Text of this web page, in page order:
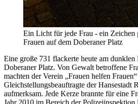
Ein Licht für jede Frau - ein Zeichen
Frauen auf dem Doberaner Platz
Eine große 731 flackerte heute am
Doberaner Platz. Von Gewalt betroffene
machten der Verein „Frauen helfen
Gleichstellungsbeauftragte der Hansestadt
aufmerksam. Jede Kerze brannte für eine
Jahr 2010 im Bereich der